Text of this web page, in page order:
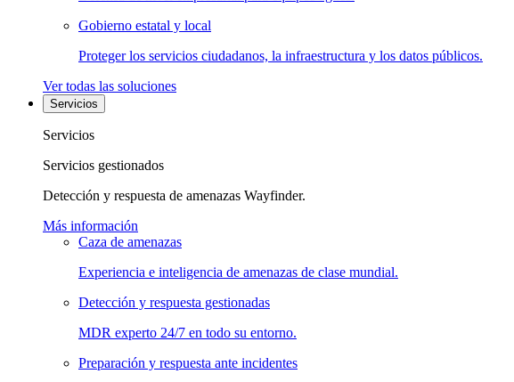
Gobierno estatal y local
Proteger los servicios ciudadanos, la infraestructura y los datos públicos.
Ver todas las soluciones
Servicios
Servicios
Servicios gestionados
Detección y respuesta de amenazas Wayfinder.
Más información
Caza de amenazas
Experiencia e inteligencia de amenazas de clase mundial.
Detección y respuesta gestionadas
MDR experto 24/7 en todo su entorno.
Preparación y respuesta ante incidentes